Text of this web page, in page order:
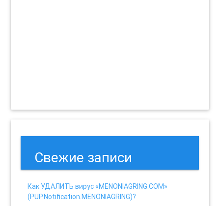
Свежие записи
Как УДАЛИТЬ вирус «MENONIAGRING.COM»
(PUP.Notification.MENONIAGRING)?